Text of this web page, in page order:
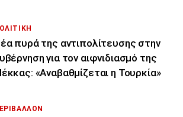
πυρά της αντιπολίτευσης στην
για τον αιφνιδιασμό της
«Αναβαθμίζεται η Τουρκία»